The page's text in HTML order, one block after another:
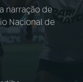
narração de
Nacional de